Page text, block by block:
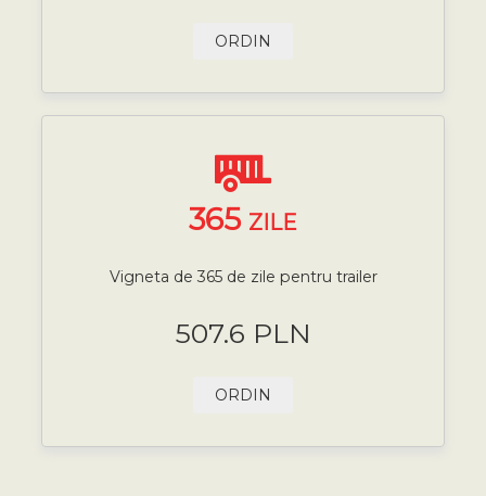
ORDIN
365 ZILE
Vigneta de 365 de zile pentru trailer
507.6 PLN
ORDIN